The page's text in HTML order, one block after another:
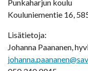
Punkaharjun koulu
Kouluniementie 16,
Lisätietoja:
Johanna Paananen,